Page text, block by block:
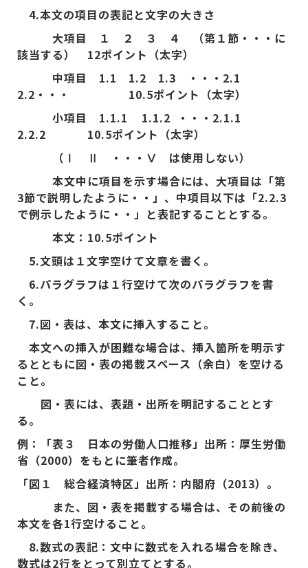
4.本文の項目の表記と文字の大きさ
大項目 １ ２ ３ ４ （第１節・・・に
該当する） 12ポイント（太字）
中項目 1.1 1.2 1.3 ・・・2.1
2.2 ・・・ 10.5ポイント（太字）
小項目 1.1.1 1.1.2
・・・2.1.1
2.2.2 10.5ポイント（太字）
（Ⅰ Ⅱ ・・・Ⅴ は使用しない）
本文中に項目を示す場合には、大項目は「第
3節で説明したように・・」、中項目以下は「2.2.3
で例示したように・・」と表記することとする。
本文：10.5ポイント
5.文頭は１文字空けて文章を書く。
6.パラグラフは１行空けて次のパラグラフを書
く。
7.図・表は、本文に挿入すること。
本文への挿入が困難な場合は、挿入箇所を明示す
るとともに図・表の掲載スペース（余白）を空ける
こと。
図・表には、表題・出所を明記することとす
る。
例：「表３ 日本の労働人口推移」出所：厚生労働
省（2000）をもとに筆者作成。
「図１ 総合経済特区」出所：内閣府（2013）。
また、図・表を掲載する場合は、その前後の
本文を各1行空けること。
8.数式の表記：文中に数式を入れる場合を除き、
数式は2行をとって別立てとする。